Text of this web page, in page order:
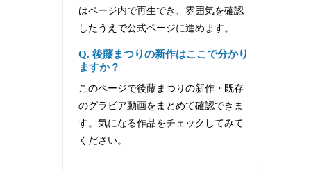
はページ内で再生でき、雰囲気を確認
したうえで公式ページに進めます。
Q. 後藤まつりの新作はここで分かり
ますか？
このページで後藤まつりの新作・既存
のグラビア動画をまとめて確認できま
す。気になる作品をチェックしてみて
ください。